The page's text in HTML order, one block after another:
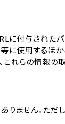
に付与された
に使用するほ
れらの情報の
ません。ただ